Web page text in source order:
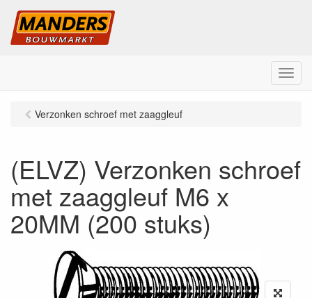
M
e
Verzonken schroef met zaaggleuf
(ELVZ) Verzonken schroef
met zaaggleuf M6 x
20MM (200 stuks)